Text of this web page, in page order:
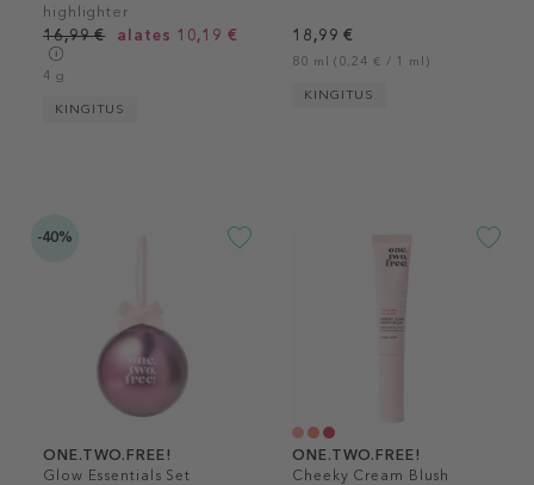
highlighter
16,99 €
alates 10,19 €
4 g
KINGITUS
18,99 €
80 ml (0,24 € / 1 ml)
KINGITUS
-40%
ONE.TWO.FREE!
Glow Essentials Set
ONE.TWO.FREE!
Cheeky Cream Blush